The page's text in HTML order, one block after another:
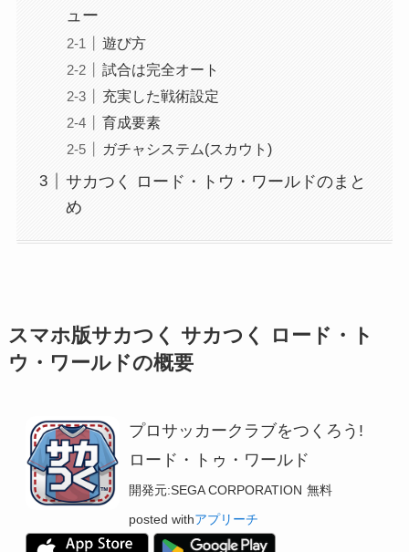
ュー
遊び方
試合は完全オート
充実した戦術設定
育成要素
ガチャシステム(スカウト)
サカつく ロード・トウ・ワールドのまと
め
スマホ版サカつく サカつく ロード・ト
ウ・ワールドの概要
プロサッカークラブをつくろう!
ロード・トゥ・ワールド
開発元:SEGA CORPORATION 無料
posted withアプリーチ